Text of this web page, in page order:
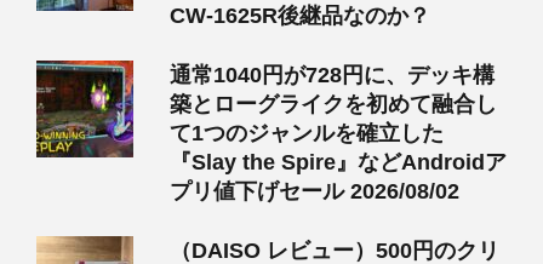
CW-1625R後継品なのか？
通常1040円が728円に、デッキ構
築とローグライクを初めて融合し
て1つのジャンルを確立した
『Slay the Spire』などAndroidア
プリ値下げセール 2026/08/02
（DAISO レビュー）500円のクリ